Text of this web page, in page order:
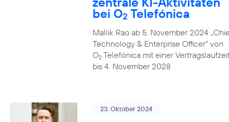
bei O2 Telefónica
Mallik Rao ab 5. November 2024
Technology & Enterprise Officer” von
O2Telefónica mit einer
bis 4. November 2028
23. Oktober 2024